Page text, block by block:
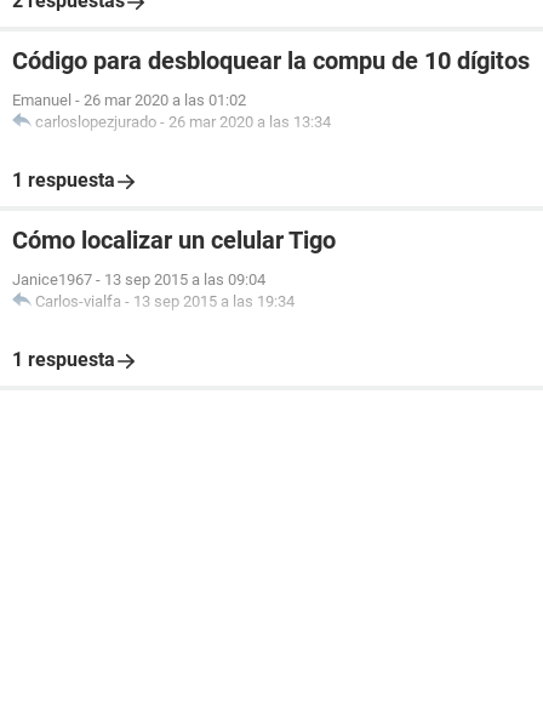
Código para desbloquear la compu de 10 dígitos
Emanuel - 26 mar 2020 a las 01:02
carloslopezjurado - 26 mar 2020 a las 13:34
1 respuesta
Cómo localizar un celular Tigo
Janice1967 - 13 sep 2015 a las 09:04
Carlos-vialfa - 13 sep 2015 a las 19:34
1 respuesta